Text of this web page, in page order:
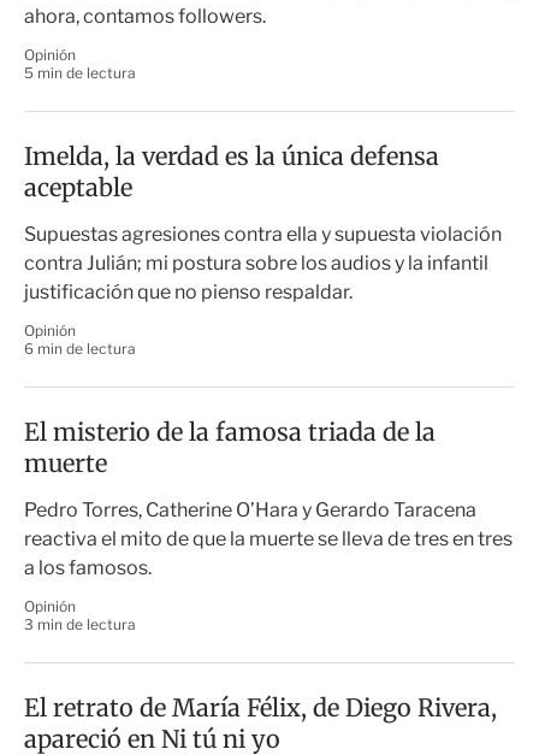
ahora, contamos followers.
Opinión
5 min de lectura
Imelda, la verdad es la única defensa
aceptable
Supuestas agresiones contra ella y supuesta violación
contra Julián; mi postura sobre los audios y la infantil
justificación que no pienso respaldar.
Opinión
6 min de lectura
El misterio de la famosa triada de la
muerte
Pedro Torres, Catherine O’Hara y Gerardo Taracena
reactiva el mito de que la muerte se lleva de tres en tres
a los famosos.
Opinión
3 min de lectura
El retrato de María Félix, de Diego Rivera,
apareció en Ni tú ni yo